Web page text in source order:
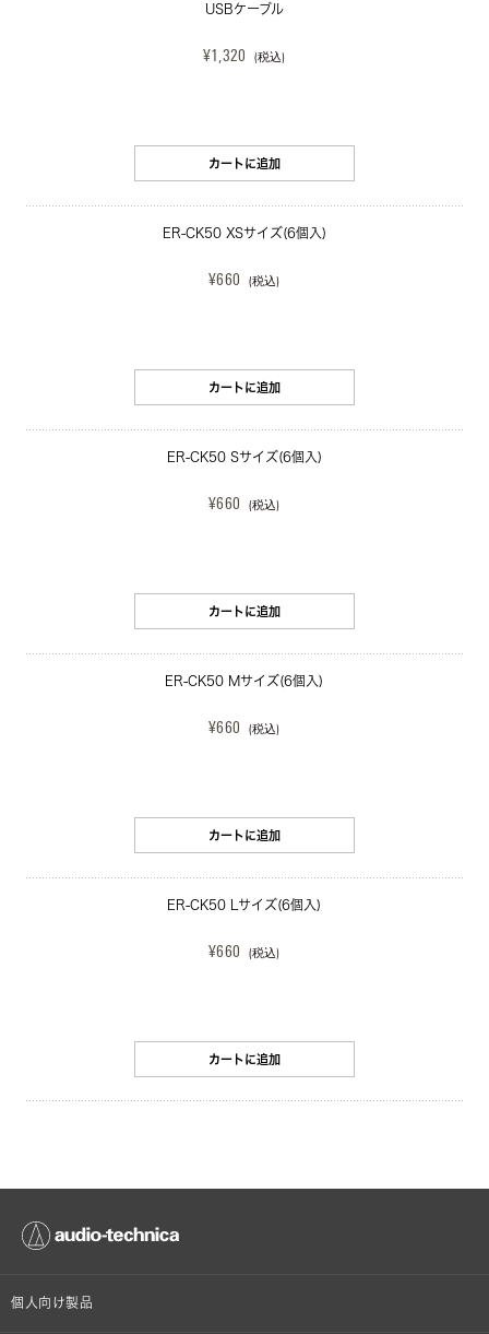
USBケーブル
¥1,320 (税込)
カートに追加
ER-CK50 XSサイズ(6個入)
¥660 (税込)
カートに追加
ER-CK50 Sサイズ(6個入)
¥660 (税込)
カートに追加
ER-CK50 Mサイズ(6個入)
¥660 (税込)
カートに追加
ER-CK50 Lサイズ(6個入)
¥660 (税込)
カートに追加
個人向け製品